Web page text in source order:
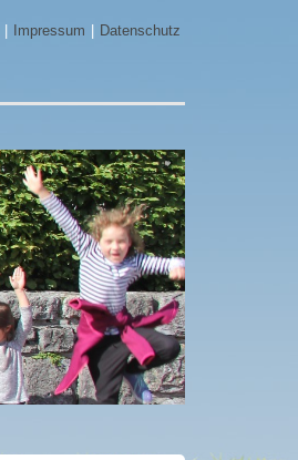
Impressum Datenschutz